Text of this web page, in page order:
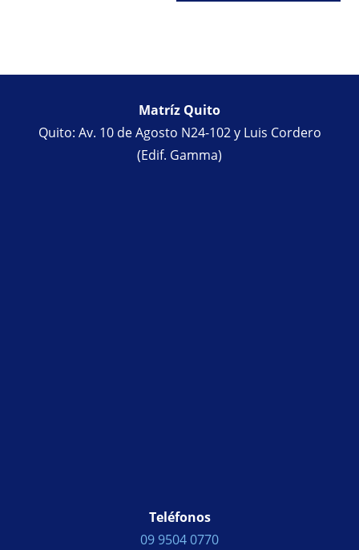
Matríz Quito
Quito: Av. 10 de Agosto N24-102 y Luis Cordero
(Edif. Gamma)
Teléfonos
09 9504 0770